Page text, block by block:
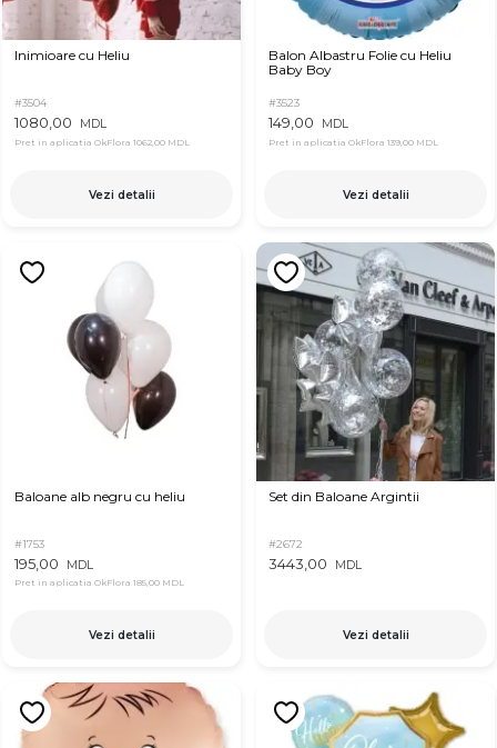
Inimioare cu Heliu
#3504
1080,00 MDL
Pret in aplicatia OkFlora 1062,00 MDL
Vezi detalii
Balon Albastru Folie cu Heliu
Baby Boy
#3523
149,00 MDL
Pret in aplicatia OkFlora 139,00 MDL
Vezi detalii
Baloane alb negru cu heliu
#1753
195,00 MDL
Pret in aplicatia OkFlora 185,00 MDL
Vezi detalii
Set din Baloane Argintii
#2672
3443,00 MDL
Vezi detalii